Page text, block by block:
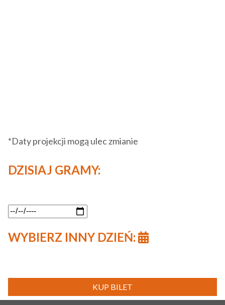
*Daty projekcji mogą ulec zmianie
DZISIAJ GRAMY:
WYBIERZ INNY DZIEŃ:
KUP BILET